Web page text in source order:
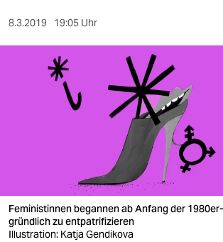
kultur
sport
verlag
veranstaltungen
8.3.2019 19:05 Uhr
Feministinnen begannen ab Anfang der
gründlich zu entpatrifizieren
Illustration: Katja Gendikova